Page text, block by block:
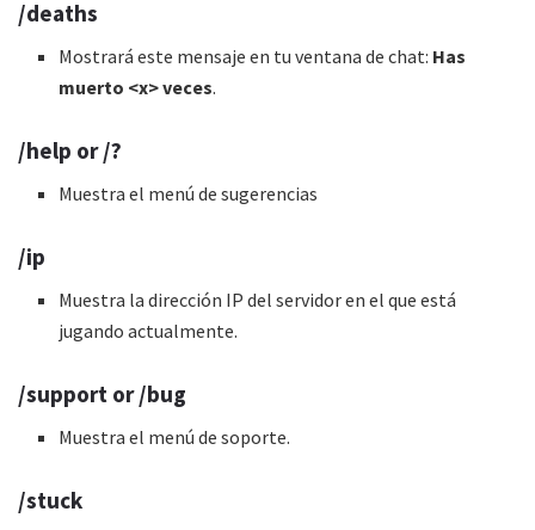
/deaths
Mostrará este mensaje en tu ventana de chat: Has
muerto <x> veces.
/help or /?
Muestra el menú de sugerencias
/ip
Muestra la dirección IP del servidor en el que está
jugando actualmente.
/support or /bug
Muestra el menú de soporte.
/stuck